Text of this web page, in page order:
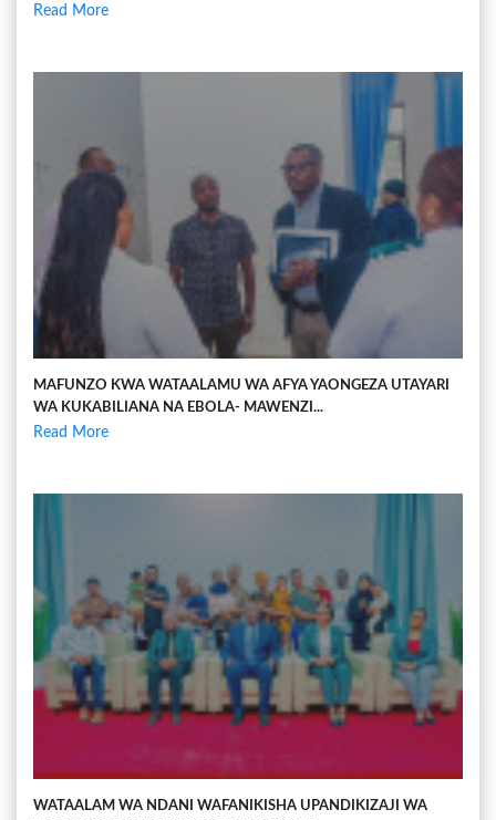
Read More
MAFUNZO KWA WATAALAMU WA AFYA YAONGEZA UTAYARI
WA KUKABILIANA NA EBOLA- MAWENZI...
Read More
WATAALAM WA NDANI WAFANIKISHA UPANDIKIZAJI WA